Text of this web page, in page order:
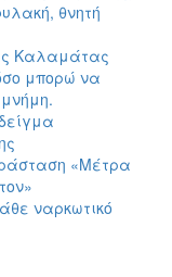
θνητή
Καλαμάτας
μπορώ να
μνήμη.
«Μέτρα
ναρκωτικό